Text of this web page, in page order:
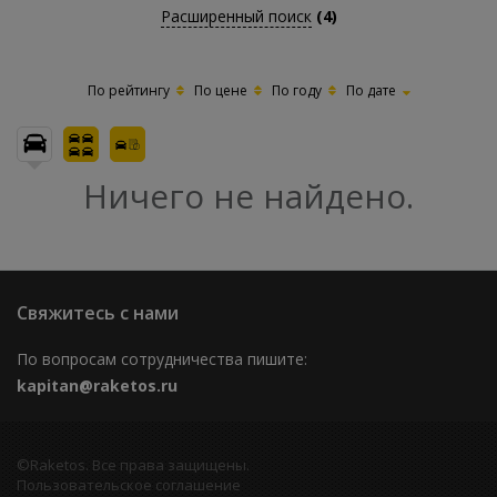
Расширенный поиск (4)
По рейтингу По цене По году По дате
Ничего не найдено.
Свяжитесь с нами
По вопросам сотрудничества пишите:
kapitan@raketos.ru
©Raketos. Все права защищены.
Пользовательское соглашение